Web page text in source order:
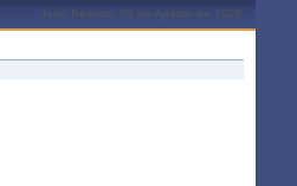
João Pessoa, 06 de Agosto de 2026